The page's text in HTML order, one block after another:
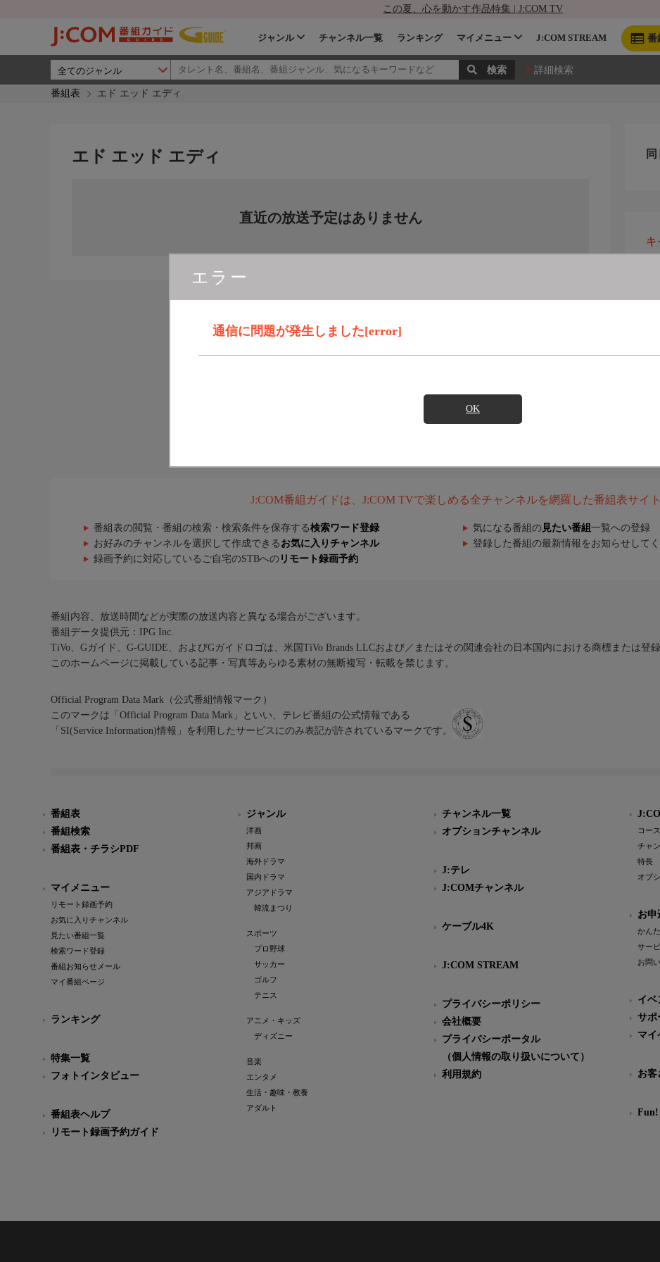
この夏、心を動かす作品特集 | J:COM TV
番
ジャンル チャンネル一覧 ランキング マイメニュー J:COM STREAM
詳細検索
番組表 エド エッド エディ
エラー
通信に問題が発生しました[error]
OK
エド エッド エディ
直近の放送予定はありません
キ
J:COM番組ガイドは、J:COM TVで楽しめる全チャンネルを網羅した番組表サイト
番組表の閲覧・番組の検索・検索条件を保存する検索ワード登録 気になる番組の 見たい番組 一覧への登録
お好みのチャンネルを選択して作成できる お気に入りチャンネル 登録した番組の最新情報をお知らせして
録画予約に対応しているご自宅のSTBへの リモート録画予約
番組内容、放送時間などが実際の放送内容と異なる場合がございます。
番組データ提供元：IPG Inc.
TiVo、Gガイド、G-GUIDE、およびGガイドロゴは、米国TiVo Brands LLCおよび／またはその関連会社の日本国内における商標または登録
このホームページに掲載している記事・写真等あらゆる素材の無断複写・転載を禁じます。
Official Program Data Mark（公式番組情報マーク）
このマークは「Official Program Data Mark」といい、テレビ番組の公式情報である
「SI(Service Information)情報」を利用したサービスにのみ表記が許されているマークです。
番組表
番組検索
番組表・チラシPDF
マイメニュー
リモート録画予約
お気に入りチャンネル
見たい番組一覧
検索ワード登録
番組お知らせメール
マイ番組ページ
ランキング
特集一覧
フォトインタビュー
番組表ヘルプ
リモート録画予約ガイド
ジャンル
洋画
邦画
海外ドラマ
国内ドラマ
アジアドラマ
韓流まつり
スポーツ
プロ野球
サッカー
ゴルフ
テニス
アニメ・キッズ
ディズニー
音楽
エンタメ
生活・趣味・教養
アダルト
チャンネル一覧
オプションチャンネル
J:テレ
J:COMチャンネル
ケーブル4K
J:COM STREAM
プライバシーポリシー
会社概要
プライバシーポータル
（個人情報の取り扱いについて）
利用規約
コー
チャ
特長
オプ
お申
かん
サー
お問
イベ
サポ
マイ
お客
Fun!